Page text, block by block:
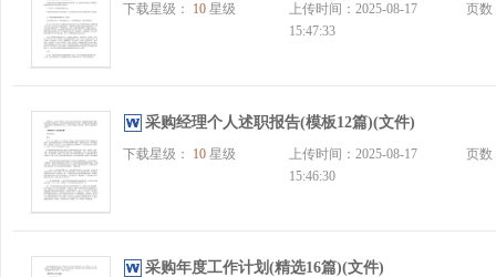
下载星级： 10 星级
上传时间：2025-08-17
15:47:33
页
采购经理个人述职报告(模板12篇)(文件)
下载星级： 10 星级
上传时间：2025-08-17
15:46:30
页
采购年度工作计划(精选16篇)(文件)